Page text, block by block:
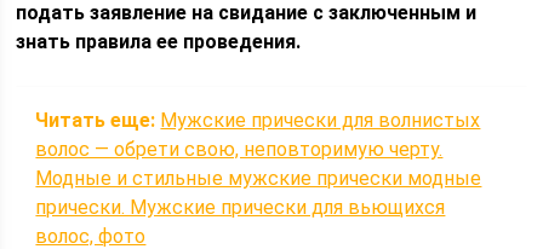
подать заявление на свидание с заключенным и
знать правила ее проведения.
Читать еще: Мужские прически для волнистых
волос — обрети свою, неповторимую черту.
Модные и стильные мужские прически модные
прически. Мужские прически для вьющихся
волос, фото